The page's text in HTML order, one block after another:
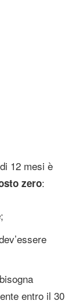
12 mesi è
zero:
;
entro il 30